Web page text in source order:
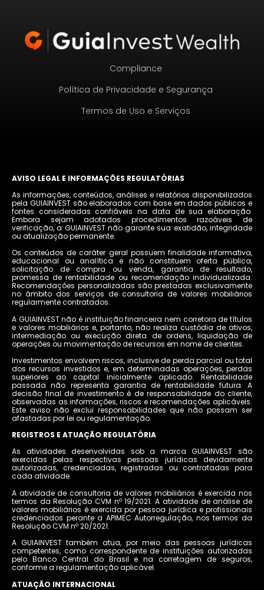
Compliance
Política de Privacidade e Segurança
Termos de Uso e Serviços
AVISO LEGAL E INFORMAÇÕES REGULATÓRIAS
As informações, conteúdos, análises e relatórios disponibilizados
pela GUIAINVEST são elaborados com base em dados públicos e
fontes consideradas confiáveis na data de sua elaboração.
Embora sejam adotados procedimentos razoáveis de
verificação, a GUIAINVEST não garante sua exatidão, integridade
ou atualização permanente.
Os conteúdos de caráter geral possuem finalidade informativa,
educacional ou analítica e não constituem oferta pública,
solicitação de compra ou venda, garantia de resultado,
promessa de rentabilidade ou recomendação individualizada.
Recomendações personalizadas são prestadas exclusivamente
no âmbito dos serviços de consultoria de valores mobiliários
regularmente contratados.
A GUIAINVEST não é instituição financeira nem corretora de títulos
e valores mobiliários e, portanto, não realiza custódia de ativos,
intermediação ou execução direta de ordens, liquidação de
operações ou movimentação de recursos em nome de clientes.
Investimentos envolvem riscos, inclusive de perda parcial ou total
dos recursos investidos e, em determinadas operações, perdas
superiores ao capital inicialmente aplicado. Rentabilidade
passada não representa garantia de rentabilidade futura. A
decisão final de investimento é de responsabilidade do cliente,
observadas as informações, riscos e recomendações aplicáveis.
Este aviso não exclui responsabilidades que não possam ser
afastadas por lei ou regulamentação.
REGISTROS E ATUAÇÃO REGULATÓRIA
As atividades desenvolvidas sob a marca GUIAINVEST são
exercidas pelas respectivas pessoas jurídicas devidamente
autorizadas, credenciadas, registradas ou contratadas para
cada atividade.
A atividade de consultoria de valores mobiliários é exercida nos
termos da Resolução CVM nº 19/2021. A atividade de análise de
valores mobiliários é exercida por pessoa jurídica e profissionais
credenciados perante a APIMEC Autorregulação, nos termos da
Resolução CVM nº 20/2021.
A GUIAINVEST também atua, por meio das pessoas jurídicas
competentes, como correspondente de instituições autorizadas
pelo Banco Central do Brasil e na corretagem de seguros,
conforme a regulamentação aplicável.
ATUAÇÃO INTERNACIONAL